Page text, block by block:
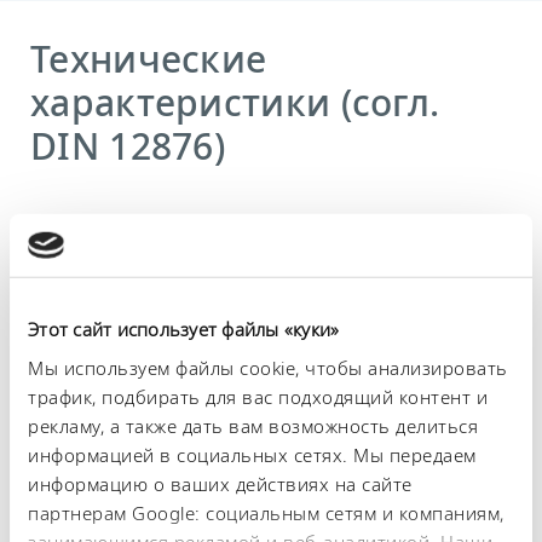
Этот сайт использует файлы «куки»
Мы используем файлы cookie, чтобы анализировать
трафик, подбирать для вас подходящий контент и
рекламу, а также дать вам возможность делиться
информацией в социальных сетях. Мы передаем
информацию о ваших действиях на сайте
партнерам Google: социальным сетям и компаниям,
Технические
характеристики (согл.
DIN 12876)
-30 ... 200 °C
5 ... 40 °C
Постоянство температурного режима
0.02 ± K
Теплопроизводительность, макс.
1.8 kW
Потребляемая мощность, макс.